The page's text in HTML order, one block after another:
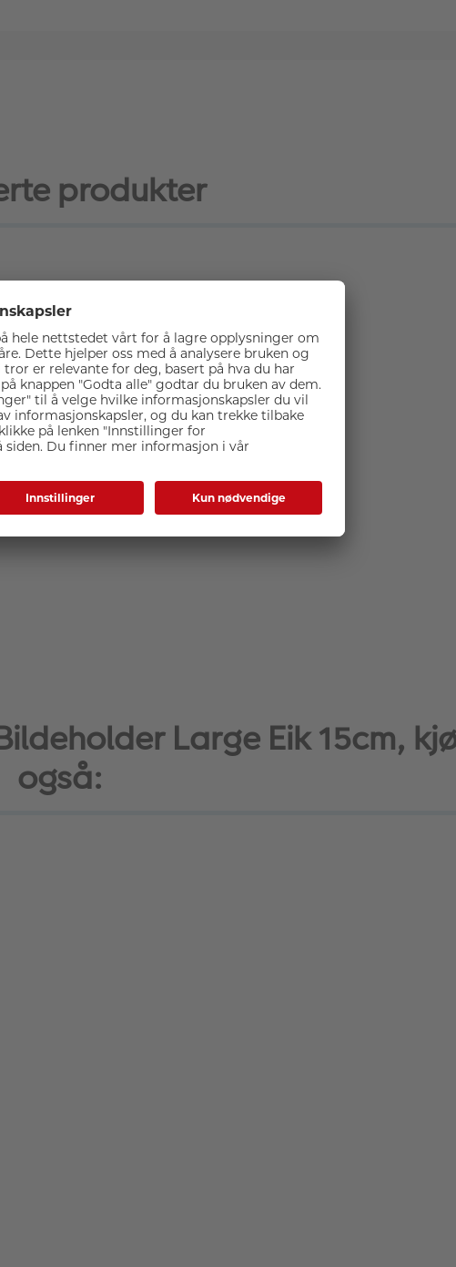
produkter
Large Eik 15cm,
også: